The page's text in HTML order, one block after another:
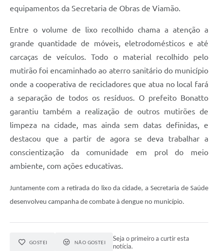
equipamentos da Secretaria de Obras de Viamão.
Entre o volume de lixo recolhido chama a atenção a
grande quantidade de móveis, eletrodomésticos e até
carcaças de veículos. Todo o material recolhido pelo
mutirão foi encaminhado ao aterro sanitário do município
onde a cooperativa de recicladores que atua no local fará
a separação de todos os resíduos. O prefeito Bonatto
garantiu também a realização de outros mutirões de
limpeza na cidade, mas ainda sem datas definidas, e
destacou que a partir de agora se deva trabalhar a
conscientização da comunidade em prol do meio
ambiente, com ações educativas.
Juntamente com a retirada do lixo da cidade, a Secretaria de Saúde
desenvolveu campanha de combate à dengue no município.
GOSTEI NÃO GOSTEI
Seja o primeiro a curtir esta
notícia.